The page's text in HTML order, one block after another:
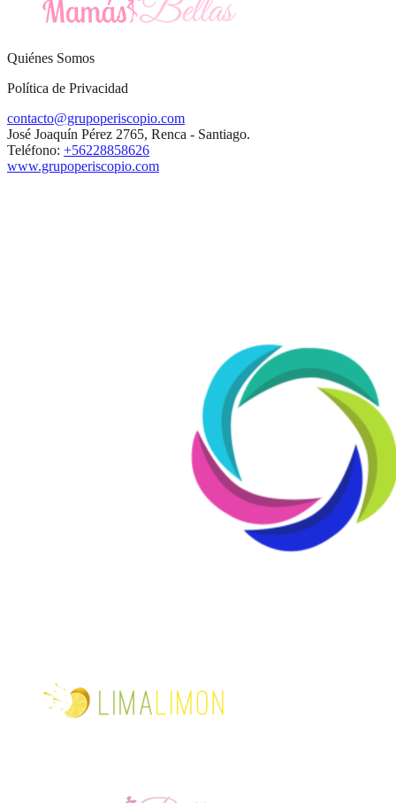
Quiénes Somos
Política de Privacidad
contacto@grupoperiscopio.com
José Joaquín Pérez 2765, Renca - Santiago.
Teléfono: +56228858626
www.grupoperiscopio.com